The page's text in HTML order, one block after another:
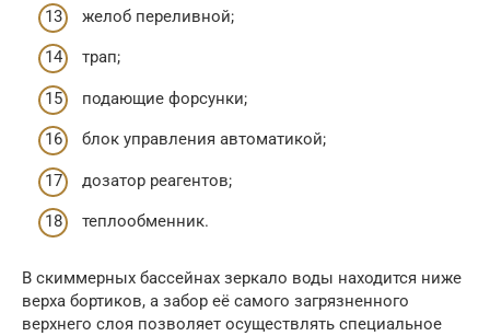
желоб переливной;
трап;
подающие форсунки;
блок управления автоматикой;
дозатор реагентов;
теплообменник.
В скиммерных бассейнах зеркало воды находится ниже
верха бортиков, а забор её самого загрязненного
верхнего слоя позволяет осуществлять специальное